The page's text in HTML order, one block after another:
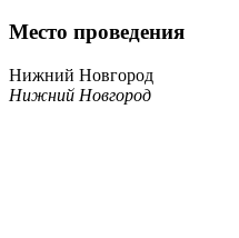
Место проведения
Нижний Новгород
Нижний Новгород